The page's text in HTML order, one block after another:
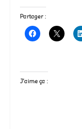
Partager :
J’aime ça :